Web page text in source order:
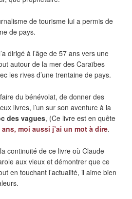
de tourisme lui a permis de
de pays.
dirigé à l’âge de 57 ans vers une
autour de la mer des Caraïbes
les rives d’une trentaine de pays.
du bénévolat, de donner des
livres, l’un sur son aventure à la
des vagues, (Ce livre est en quête
ans, moi aussi j’ai un mot à dire.
continuité de ce livre où Claude
aux vieux et démontrer que ce
en touchant l’actualité, il aime bien